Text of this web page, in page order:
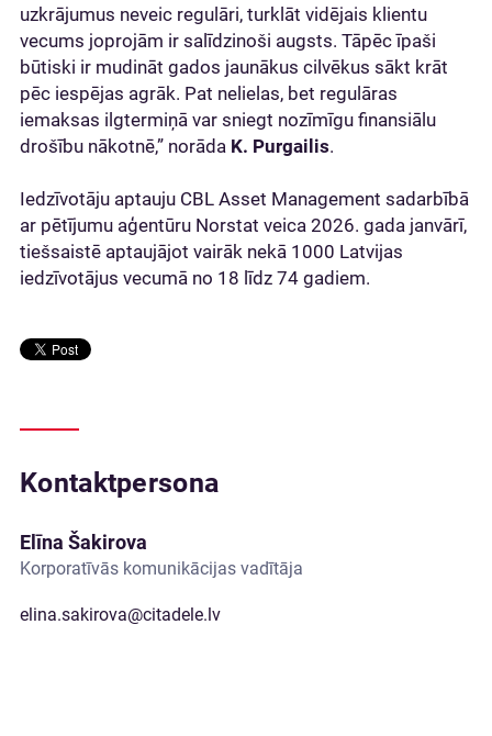
uzkrājumus neveic regulāri, turklāt vidējais klientu
vecums joprojām ir salīdzinoši augsts. Tāpēc īpaši
būtiski ir mudināt gados jaunākus cilvēkus sākt krāt
pēc iespējas agrāk. Pat nelielas, bet regulāras
iemaksas ilgtermiņā var sniegt nozīmīgu finansiālu
drošību nākotnē,” norāda K. Purgailis.
Iedzīvotāju aptauju CBL Asset Management sadarbībā
ar pētījumu aģentūru Norstat veica 2026. gada janvārī,
tiešsaistē aptaujājot vairāk nekā 1000 Latvijas
iedzīvotājus vecumā no 18 līdz 74 gadiem.
Kontaktpersona
Elīna Šakirova
Korporatīvās komunikācijas vadītāja
elina.sakirova@citadele.lv